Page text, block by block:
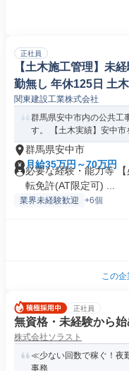
正社員
【土木施工管理】未
勤無し 年休125日 土
関東建設工業株式会社
群馬県安中市内の公共工
す。 【土木実績】安中市
群馬県安中市
月給35万円～70万円
必要な経験・能力等
転免許(AT限定可) ...
業界未経験歓迎 +6個
この
正社員
無資格・未経験から
株式会社ソラスト
≪少ない回数で稼ぐ！夜
事務